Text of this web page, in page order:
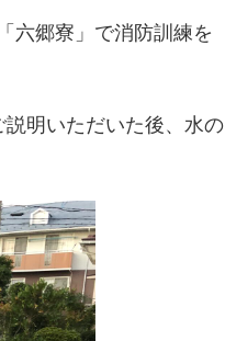
六郷寮」で消防訓練を
明いただいた後、水の